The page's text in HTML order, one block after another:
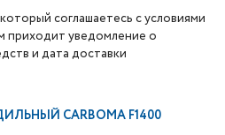
соглашаетесь с условиями
приходит уведомление о
и дата доставки
CARBOMA F1400